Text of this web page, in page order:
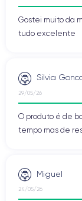
Gostei muito da
tudo excelente
Silvia
29/05/26
O produto é de
tempo mas de
Miguel
24/05/26